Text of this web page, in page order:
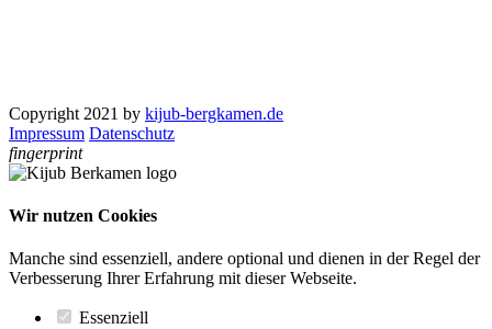
Copyright 2021 by kijub-bergkamen.de
Impressum Datenschutz
fingerprint
Wir nutzen Cookies
Manche sind essenziell, andere optional und dienen in der Regel der
Verbesserung Ihrer Erfahrung mit dieser Webseite.
Essenziell